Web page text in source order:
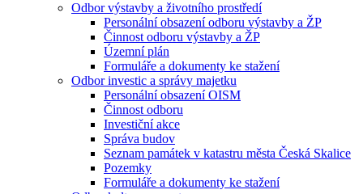
Odbor výstavby a životního prostředí
Personální obsazení odboru výstavby a ŽP
Činnost odboru výstavby a ŽP
Územní plán
Formuláře a dokumenty ke stažení
Odbor investic a správy majetku
Personální obsazení OISM
Činnost odboru
Investiční akce
Správa budov
Seznam památek v katastru města Česká Skalice
Pozemky
Formuláře a dokumenty ke stažení